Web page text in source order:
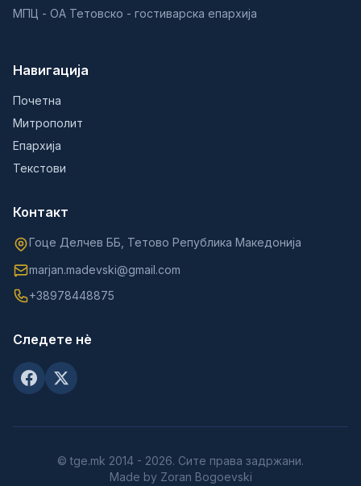
МПЦ - ОА Тетовско - гостиварска епархија
Навигација
Почетна
Митрополит
Епархија
Текстови
Контакт
Гоце Делчев ББ, Тетово Република Македонија
marjan.madevski@gmail.com
+38978448875
Следете нè
© tge.mk 2014 - 2026. Сите права задржани.
Made by Zoran Bogoevski